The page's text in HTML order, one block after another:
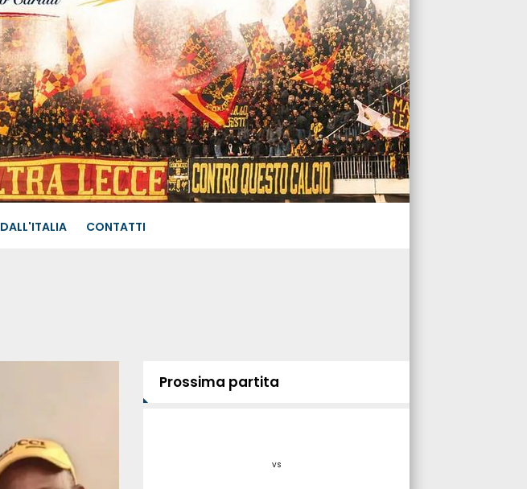
DALL'ITALIA CONTATTI
Prossima partita
vs